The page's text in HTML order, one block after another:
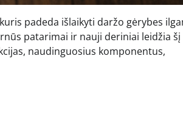
padeda išlaikyti daržo gėrybes
patarimai ir nauji deriniai leidžia šį
naudinguosius komponentus,